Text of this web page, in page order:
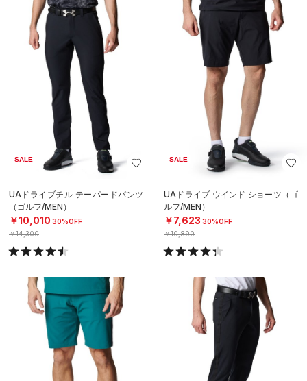
SALE
UAドライブチル テーパードパンツ
（ゴルフ/MEN）
￥10,010 30%OFF
￥14,300
SALE
UAドライブ ウインド ショーツ（ゴ
ルフ/MEN）
￥7,623 30%OFF
￥10,890